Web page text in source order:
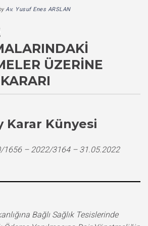
Av. Yusuf Enes ARSLAN
ÜZERINE
Karar Künyesi
1656 – 2022/3164 – 31.05.2022
Bağlı Sağlık Tesislerinde